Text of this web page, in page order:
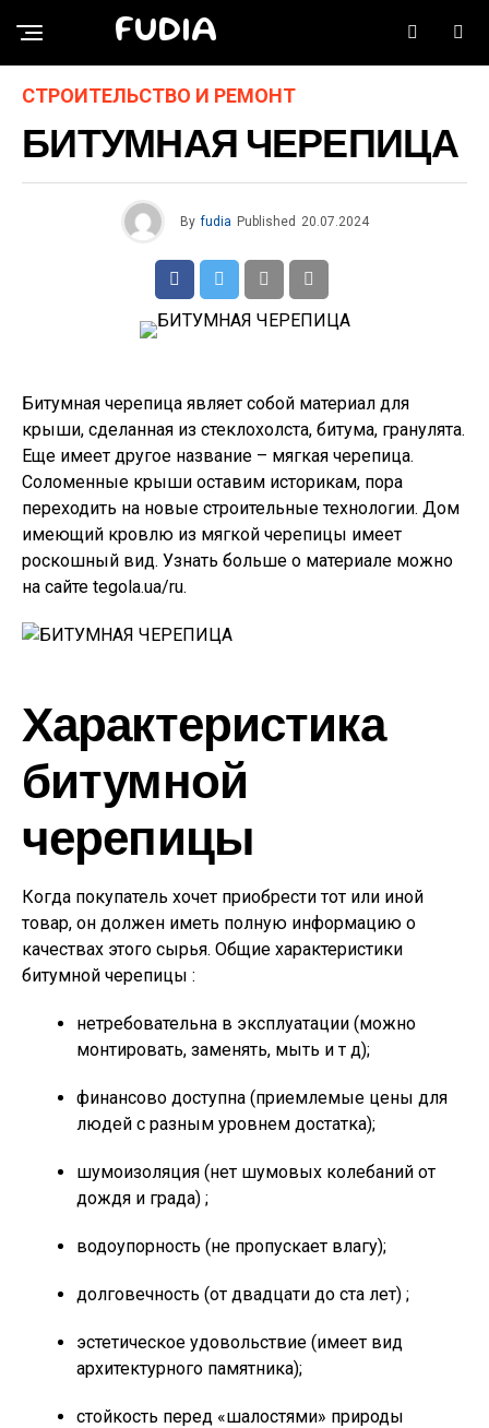
FUDIA
СТРОИТЕЛЬСТВО И РЕМОНТ
БИТУМНАЯ ЧЕРЕПИЦА
By fudia Published 20.07.2024
Битумная черепица являет собой материал для
крыши, сделанная из стеклохолста, битума, гранулята.
Еще имеет другое название – мягкая черепица.
Соломенные крыши оставим историкам, пора
переходить на новые строительные технологии. Дом
имеющий кровлю из мягкой черепицы имеет
роскошный вид. Узнать больше о материале можно
на сайте tegola.ua/ru.
Характеристика
битумной
черепицы
Когда покупатель хочет приобрести тот или иной
товар, он должен иметь полную информацию о
качествах этого сырья. Общие характеристики
битумной черепицы :
нетребовательна в эксплуатации (можно
монтировать, заменять, мыть и т д);
финансово доступна (приемлемые цены для
людей с разным уровнем достатка);
шумоизоляция (нет шумовых колебаний от
дождя и града) ;
водоупорность (не пропускает влагу);
долговечность (от двадцати до ста лет) ;
эстетическое удовольствие (имеет вид
архитектурного памятника);
стойкость перед «шалостями» природы